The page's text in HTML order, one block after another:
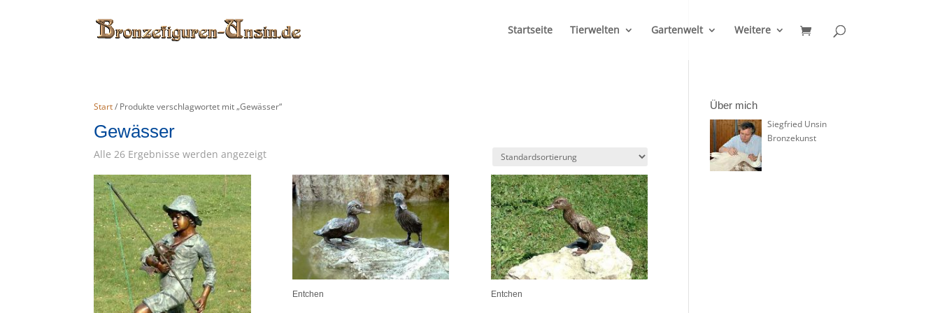
Startseite Tierwelten Gartenwelt Weitere
Start/ Produkte verschlagwortet mit „Gewässer“
Gewässer
Alle 26 Ergebnisse werden angezeigt
Entchen Entchen
Über mich
Siegfried Unsin
Bronzekunst